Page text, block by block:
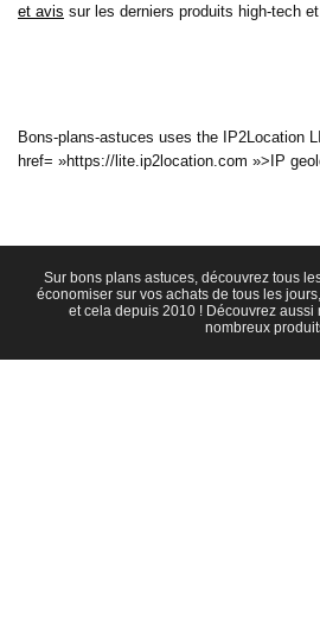
et avis sur les derniers produits high-tech
Bons-plans-astuces uses the IP2Location
href= »https://lite.ip2location.com »>IP
Sur bons plans astuces, découvrez tous
économiser sur vos achats de tous les
et cela depuis 2010 ! Découvrez aussi
nombreux